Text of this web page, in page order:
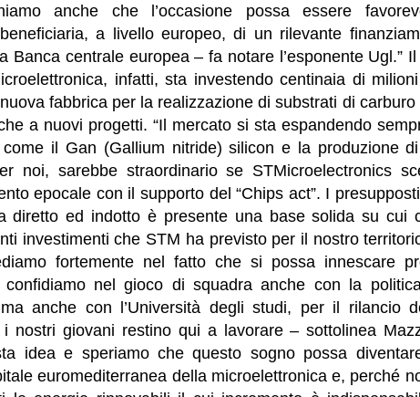
anche che l’occasione possa essere
a livello europeo, di un rilevante
Banca centrale europea – fa notare l’esponente Ugl.”
infatti, sta investendo centinaia di
fabbrica per la realizzazione di substrati di carburo
a nuovi progetti. “Il mercato si sta espandendo
il Gan (Gallium nitride) silicon e la produzione
noi, sarebbe straordinario se STMicroelectronics
epocale con il supporto del “Chips act”. I
diretto ed indotto è presente una base solida su cui
investimenti che STM ha previsto per il nostro
fortemente nel fatto che si possa innescare
nel gioco di squadra anche con la
anche con l’Università degli studi, per il rilancio
nostri giovani restino qui a lavorare – sottolinea
idea e speriamo che questo sogno possa
euromediterranea della microelettronica e, perché